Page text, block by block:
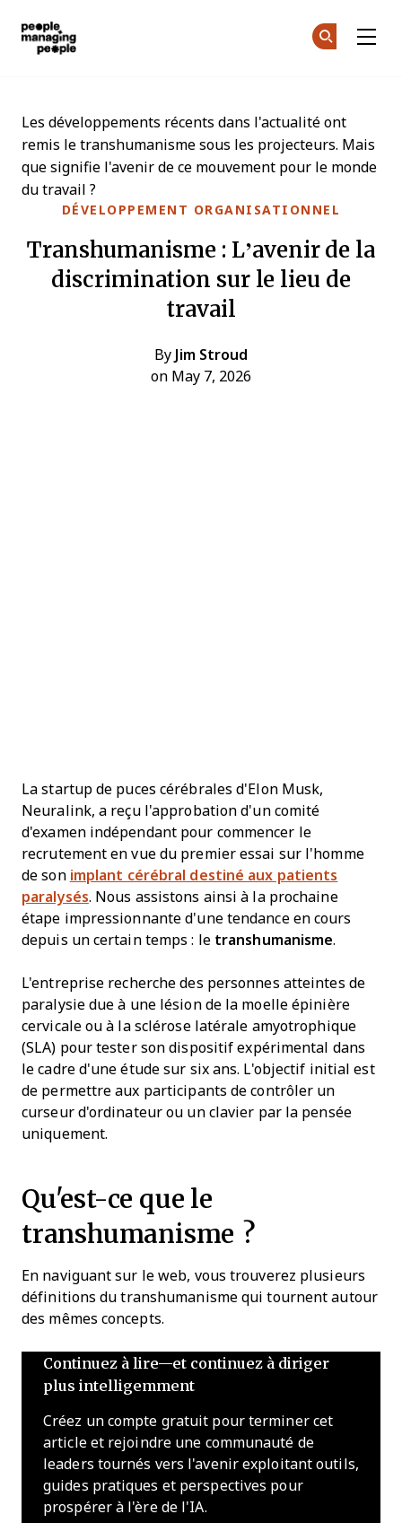
DÉVELOPPEMENT ORGANISATIONNEL
Transhumanisme : L’avenir de la
discrimination sur le lieu de
travail
By Jim Stroud
on May 7, 2026
Les développements récents dans l'actualité ont
remis le transhumanisme sous les projecteurs. Mais
que signifie l'avenir de ce mouvement pour le monde
du travail ?
La startup de puces cérébrales d'Elon Musk,
Neuralink, a reçu l'approbation d'un comité
d'examen indépendant pour commencer le
recrutement en vue du premier essai sur l'homme
de son implant cérébral destiné aux patients
paralysés. Nous assistons ainsi à la prochaine
étape impressionnante d'une tendance en cours
depuis un certain temps : le transhumanisme.
L'entreprise recherche des personnes atteintes de
paralysie due à une lésion de la moelle épinière
cervicale ou à la sclérose latérale amyotrophique
(SLA) pour tester son dispositif expérimental dans
le cadre d'une étude sur six ans. L'objectif initial est
de permettre aux participants de contrôler un
curseur d'ordinateur ou un clavier par la pensée
uniquement.
Qu'est-ce que le
transhumanisme ?
En naviguant sur le web, vous trouverez plusieurs
définitions du transhumanisme qui tournent autour
des mêmes concepts.
Continuez à lire—et continuez à diriger
plus intelligemment
Créez un compte gratuit pour terminer cet
article et rejoindre une communauté de
leaders tournés vers l'avenir exploitant outils,
guides pratiques et perspectives pour
prospérer à l'ère de l'IA.